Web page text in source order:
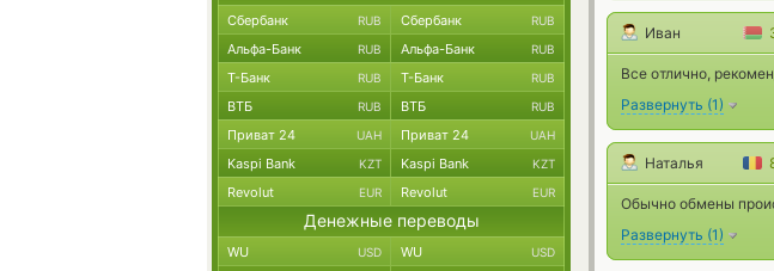
Иван
Все отлично,
Развернуть (1)
Наталья
Обычно обмены
Развернуть (1)
Сбербанк RUB Сбербанк RUB
Альфа-Банк RUB Альфа-Банк RUB
Т-Банк RUB Т-Банк RUB
ВТБ RUB ВТБ RUB
Приват 24 UAH Приват 24 UAH
Kaspi Bank KZT Kaspi Bank KZT
Revolut EUR Revolut EUR
Денежные переводы
WU USD WU USD